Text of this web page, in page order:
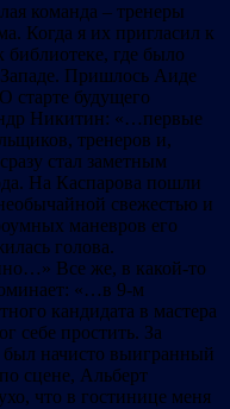
команда – тренеры
Когда я их пригласил к
где было
Пришлось Аиде
старте будущего
Никитин: «…первые
тренеров и,
стал заметным
На Каспарова пошли
свежестью и
маневров его
голова.
Все же, в какой-то
«…в 9-м
кандидата в мастера
себе простить. За
был начисто выигранный
сцене, Альберт
что в гостинице меня